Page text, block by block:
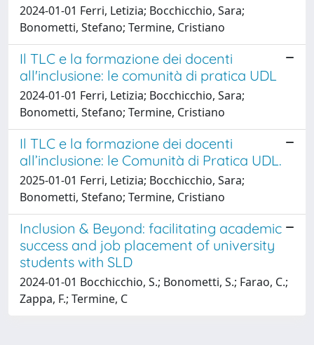
2024-01-01 Ferri, Letizia; Bocchicchio, Sara;
Bonometti, Stefano; Termine, Cristiano
Il TLC e la formazione dei docenti
all'inclusione: le comunità di pratica UDL
2024-01-01 Ferri, Letizia; Bocchicchio, Sara;
Bonometti, Stefano; Termine, Cristiano
Il TLC e la formazione dei docenti
all’inclusione: le Comunità di Pratica UDL.
2025-01-01 Ferri, Letizia; Bocchicchio, Sara;
Bonometti, Stefano; Termine, Cristiano
Inclusion & Beyond: facilitating academic
success and job placement of university
students with SLD
2024-01-01 Bocchicchio, S.; Bonometti, S.; Farao, C.;
Zappa, F.; Termine, C